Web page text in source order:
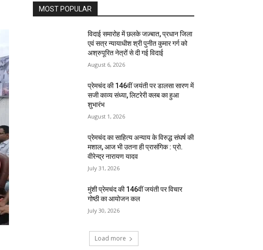
MOST POPULAR
विदाई समारोह में छलके जज़्बात, प्रधान जिला
एवं सत्र न्यायाधीश श्री पुनीत कुमार गर्ग को
अश्रुपूरित नेत्रों से दी गई विदाई
August 6, 2026
प्रेमचंद की 146वीं जयंती पर डालसा सारण में
सजी काव्य संध्या, लिटरेरी क्लब का हुआ
शुभारंभ
August 1, 2026
प्रेमचंद का साहित्य अन्याय के विरुद्ध संघर्ष की
मशाल, आज भी उतना ही प्रासंगिक : प्रो.
वीरेन्द्र नारायण यादव
July 31, 2026
मुंशी प्रेमचंद की 146वीं जयंती पर विचार
गोष्ठी का आयोजन कल
July 30, 2026
Load more